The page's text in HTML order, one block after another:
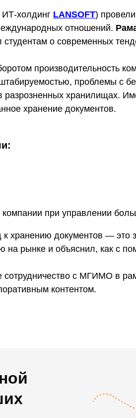
ИТ-холдинг LANSOFT)
отношений.
о современных
производительность
проблемы с
хранилищах.
хранение документов.
при управлении
хранению документов — это
на рынке и объяснил, как
с МГИМО в
контентом.